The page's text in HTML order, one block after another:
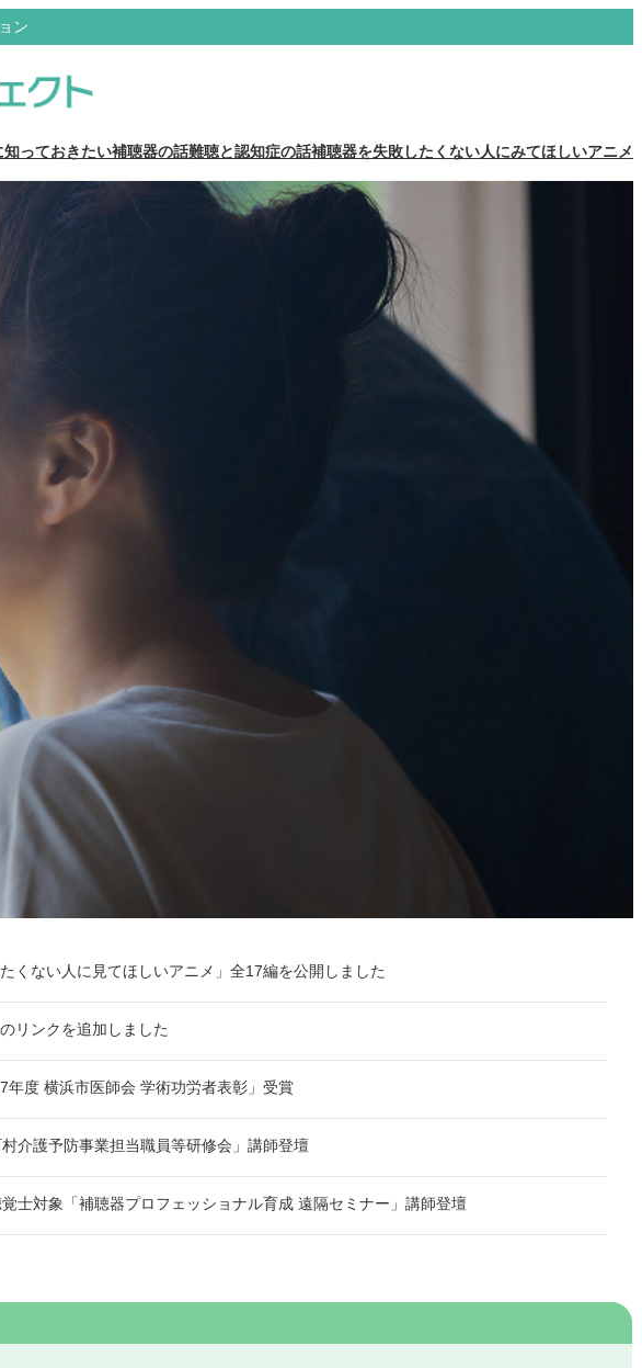
ン
知っておきたい補聴器の話難聴と認知症の話補聴器を失敗したくない人にみてほしいアニメ
たくない人に見てほしいアニメ」全17編を公開しました
リンクを追加しました
年度 横浜市医師会 学術功労者表彰」受賞
介護予防事業担当職員等研修会」講師登壇
士対象「補聴器プロフェッショナル育成 遠隔セミナー」講師登壇